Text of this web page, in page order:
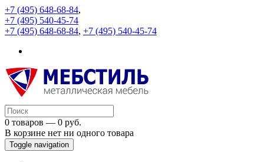
+7 (495) 648-68-84,
+7 (495) 540-45-74
+7 (495) 648-68-84, +7 (495) 540-45-74
0 товаров — 0 руб.
В корзине нет ни одного товара
Toggle navigation